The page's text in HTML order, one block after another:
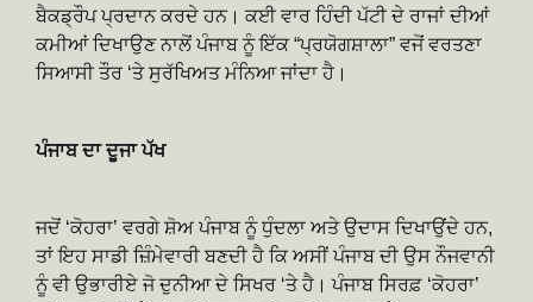
ਬੈਕਡ੍ਰੌਪ ਪ੍ਰਦਾਨ ਕਰਦੇ ਹਨ। ਕਈ ਵਾਰ ਹਿੰਦੀ ਪੱਟੀ ਦੇ ਰਾਜਾਂ ਦੀਆਂ
ਕਮੀਆਂ ਦਿਖਾਉਣ ਨਾਲੋਂ ਪੰਜਾਬ ਨੂੰ ਇੱਕ “ਪ੍ਰਯੋਗਸ਼ਾਲਾ” ਵਜੋਂ ਵਰਤਣਾ
ਸਿਆਸੀ ਤੌਰ ‘ਤੇ ਸੁਰੱਖਿਅਤ ਮੰਨਿਆ ਜਾਂਦਾ ਹੈ।
ਪੰਜਾਬ ਦਾ ਦੂਜਾ ਪੱਖ
ਜਦੋਂ ‘ਕੋਹਰਾ’ ਵਰਗੇ ਸ਼ੋਅ ਪੰਜਾਬ ਨੂੰ ਧੁੰਦਲਾ ਅਤੇ ਉਦਾਸ ਦਿਖਾਉਂਦੇ ਹਨ,
ਤਾਂ ਇਹ ਸਾਡੀ ਜ਼ਿੰਮੇਵਾਰੀ ਬਣਦੀ ਹੈ ਕਿ ਅਸੀਂ ਪੰਜਾਬ ਦੀ ਉਸ ਨੌਜਵਾਨੀ
ਨੂੰ ਵੀ ਉਭਾਰੀਏ ਜੋ ਦੁਨੀਆ ਦੇ ਸਿਖਰ ‘ਤੇ ਹੈ। ਪੰਜਾਬ ਸਿਰਫ਼ ‘ਕੋਹਰਾ’